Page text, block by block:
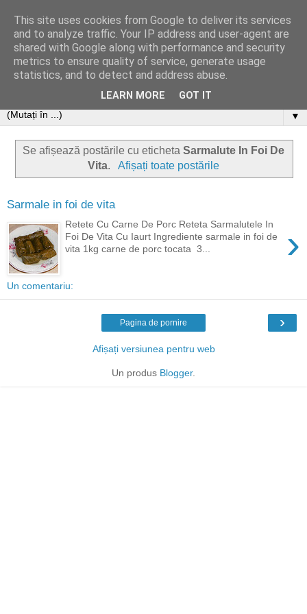
▼
Se afișează postările cu eticheta Sarmalute In Foi De
Vita. Afișați toate postările
Sarmale in foi de vita
›
Retete Cu Carne De Porc Reteta Sarmalutele In
Foi De Vita Cu Iaurt Ingrediente sarmale in foi de
vita 1kg carne de porc tocata 3...
Un comentariu:
›
Pagina de pornire
Afișați versiunea pentru web
Un produs Blogger.
This site uses cookies from Google to deliver its services
and to analyze traffic. Your IP address and user-agent are
shared with Google along with performance and security
metrics to ensure quality of service, generate usage
statistics, and to detect and address abuse.
LEARN MORE GOT IT